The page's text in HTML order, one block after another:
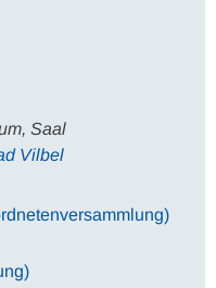
Saal
Vilbel